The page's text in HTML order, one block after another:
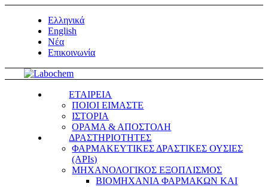
Ελληνικά
English
Νέα
Επικοινωνία
ΕΤΑΙΡΕΙΑ
ΠΟΙΟΙ ΕΙΜΑΣΤΕ
ΙΣΤΟΡΙΑ
ΟΡΑΜΑ & ΑΠΟΣΤΟΛΗ
ΔΡΑΣΤΗΡΙΟΤΗΤΕΣ
ΦΑΡΜΑΚΕΥΤΙΚΕΣ ΔΡΑΣΤΙΚΕΣ ΟΥΣΙΕΣ
(APIs)
ΜΗΧΑΝΟΛΟΓΙΚΟΣ ΕΞΟΠΛΙΣΜΟΣ
ΒΙΟΜΗΧΑΝΙΑ ΦΑΡΜΑΚΩΝ ΚΑΙ